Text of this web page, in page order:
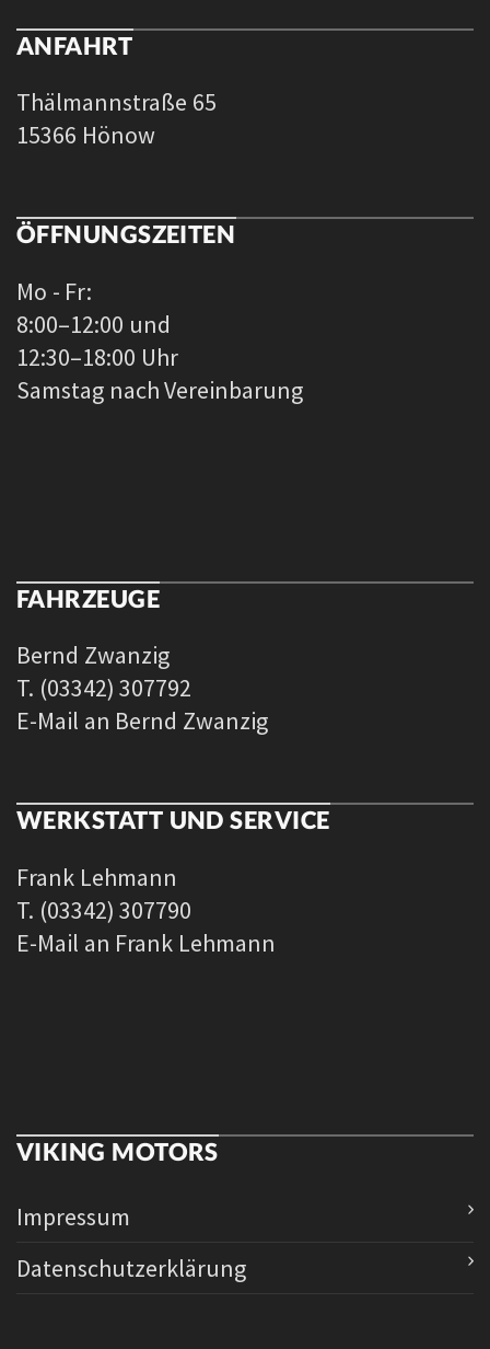
ANFAHRT
Thälmannstraße 65
15366 Hönow
ÖFFNUNGSZEITEN
Mo - Fr:
8:00–12:00 und
12:30–18:00 Uhr
Samstag nach Vereinbarung
FAHRZEUGE
Bernd Zwanzig
T. (03342) 307792
E-Mail an Bernd Zwanzig
WERKSTATT UND SERVICE
Frank Lehmann
T. (03342) 307790
E-Mail an Frank Lehmann
VIKING MOTORS
Impressum
Datenschutzerklärung